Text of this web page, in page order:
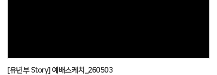
[유년부 Story] 예배스케치_260503